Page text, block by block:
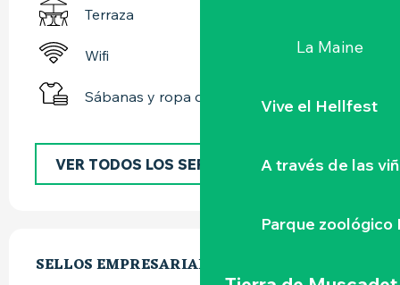
La Maine
Vive el Hellfest
A través de las
Parque zoológico
Terraza
Wifi
Sábanas y ropa de cama
VER TODOS LOS SERVICIOS
OFERTA DE PRESTACIONES
SELLOS EMPRESARIALES
SELLOS EMPRESARIALES